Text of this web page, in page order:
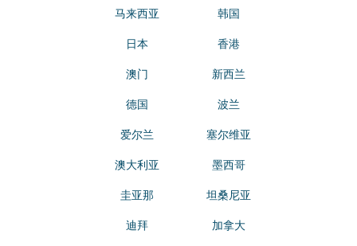
马来西亚 韩国
日本 香港
澳门 新西兰
德国 波兰
爱尔兰 塞尔维亚
澳大利亚 墨西哥
圭亚那 坦桑尼亚
迪拜 加拿大